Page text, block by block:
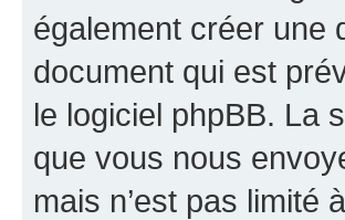
également créer une
document qui est
le logiciel phpBB. La
que vous nous
mais n’est pas limité